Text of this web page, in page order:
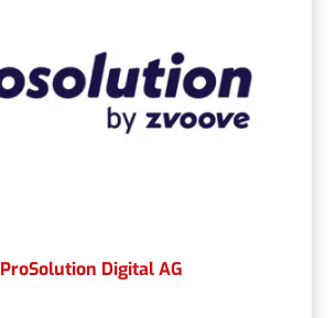
ProSolution Digital AG